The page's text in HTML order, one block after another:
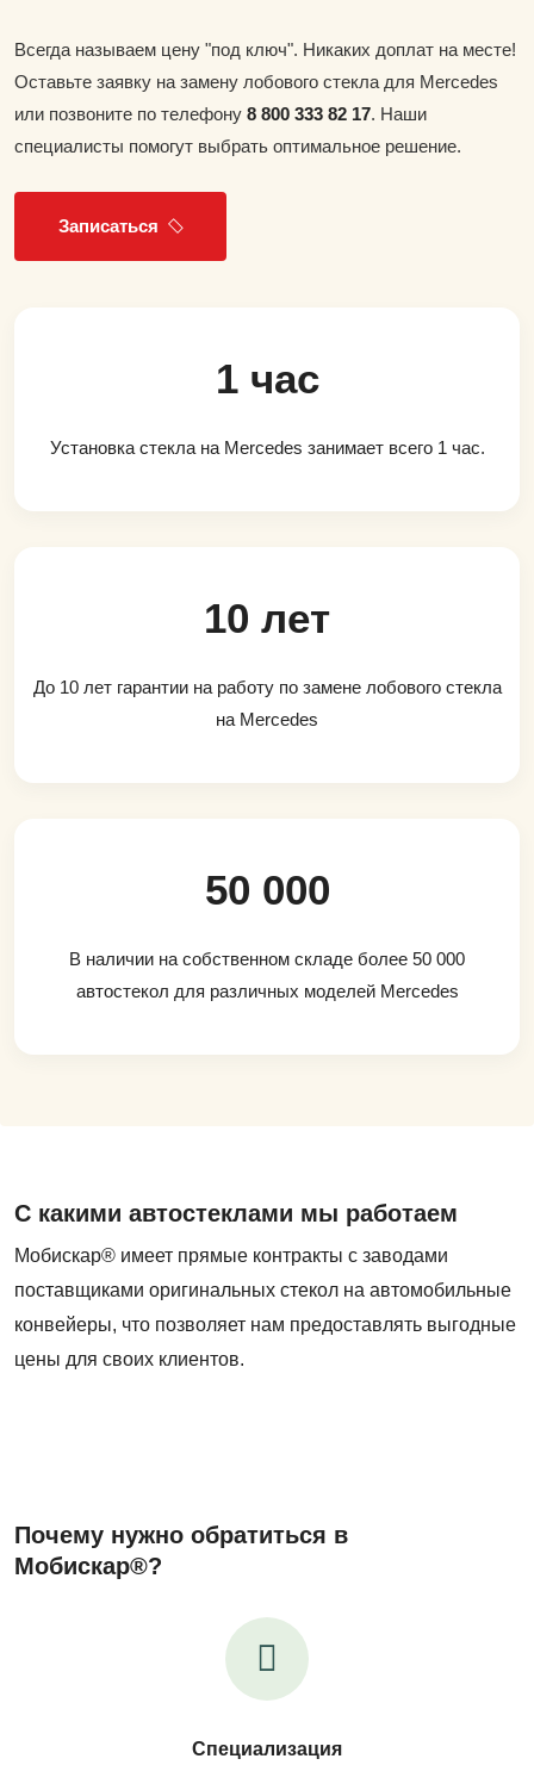
Всегда называем цену "под ключ". Никаких доплат на месте!
Оставьте заявку на замену лобового стекла для Mercedes
или позвоните по телефону 8 800 333 82 17. Наши
специалисты помогут выбрать оптимальное решение.
Записаться
1 час
Установка стекла на Mercedes занимает всего 1 час.
10 лет
До 10 лет гарантии на работу по замене лобового стекла
на Mercedes
50 000
В наличии на собственном складе более 50 000
автостекол для различных моделей Mercedes
С какими автостеклами мы работаем
Мобискар® имеет прямые контракты с заводами
поставщиками оригинальных стекол на автомобильные
конвейеры, что позволяет нам предоставлять выгодные
цены для своих клиентов.
Почему нужно обратиться в
Мобискар®?
Специализация